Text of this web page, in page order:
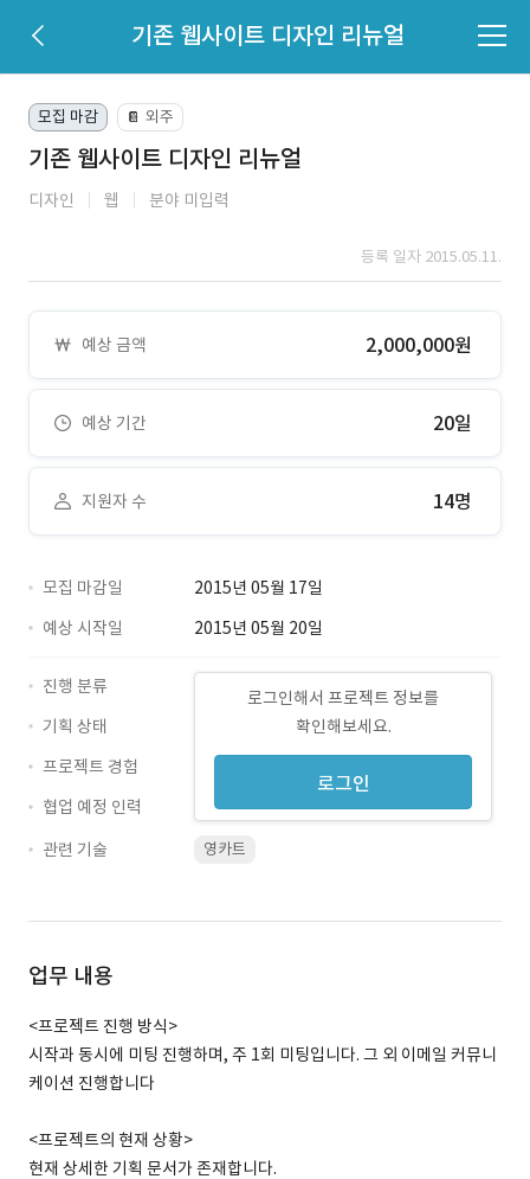
기존 웹사이트 디자인 리뉴얼
모집 마감 📔 외주
기존 웹사이트 디자인 리뉴얼
디자인 웹 분야 미입력
등록 일자 2015.05.11.
예상 금액 2,000,000원
예상 기간 20일
지원자 수 14명
모집 마감일
2015년 05월 17일
예상 시작일
2015년 05월 20일
로그인해서 프로젝트 정보를
확인해보세요.
로그인
진행 분류
기획 상태
프로젝트 경험
협업 예정 인력
관련 기술
영카트
업무 내용
<프로젝트 진행 방식>
시작과 동시에 미팅 진행하며, 주 1회 미팅입니다. 그 외 이메일 커뮤니
케이션 진행합니다
<프로젝트의 현재 상황>
현재 상세한 기획 문서가 존재합니다.